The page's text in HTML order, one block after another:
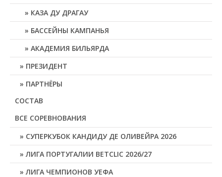
КАЗА ДУ ДРАГАУ
БАССЕЙНЫ КАМПАНЬЯ
АКАДЕМИЯ БИЛЬЯРДА
ПРЕЗИДЕНТ
ПАРТНЁРЫ
СОСТАВ
ВСЕ СОРЕВНОВАНИЯ
СУПЕРКУБОК КАНДИДУ ДЕ ОЛИВЕЙРА 2026
ЛИГА ПОРТУГАЛИИ BETCLIC 2026/27
ЛИГА ЧЕМПИОНОВ УЕФА